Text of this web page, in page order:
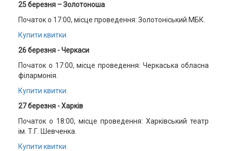
25 березня – Золотоноша
Початок о 17:00, місце проведення: Золотоніський МБК.
Купити квитки.
26 березня - Черкаси
Початок о 17:00, місце проведення: Черкаська обласна
філармонія.
Купити квитки.
27 березня - Харків
Початок о 18:00, місце проведення: Харківський театр
ім. Т.Г. Шевченка.
Купити квитки.